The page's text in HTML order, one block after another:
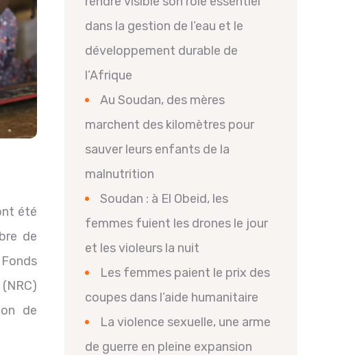
été
de
de
dans la gestion de l’eau et le
développement durable de
l’Afrique
Au Soudan, des mères
marchent des kilomètres pour
sauver leurs enfants de la
malnutrition
Soudan : à El Obeid, les
femmes fuient les drones le jour
et les violeurs la nuit
Les femmes paient le prix des
coupes dans l’aide humanitaire
La violence sexuelle, une arme
de guerre en pleine expansion